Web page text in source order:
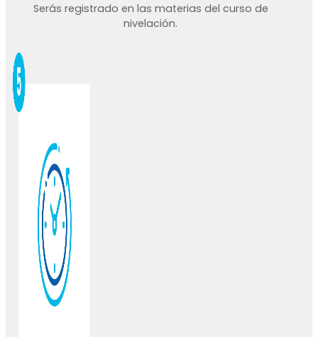
Serás registrado en las materias del curso de
nivelación.